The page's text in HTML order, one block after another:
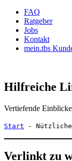
FAQ
Ratgeber
Jobs
Kontakt
mein.tbs
Hilfreiche
Vertiefende
Start -
Verlinkt zu